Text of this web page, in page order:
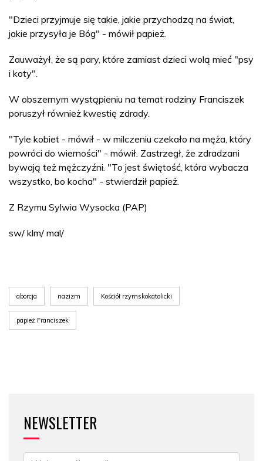
"Dzieci przyjmuje się takie, jakie przychodzą na świat,
jakie przysyła je Bóg" - mówił papież.
Zauważył, że są pary, które zamiast dzieci wolą mieć "psy
i koty".
W obszernym wystąpieniu na temat rodziny Franciszek
poruszył również kwestię zdrady.
"Tyle kobiet - mówił - w milczeniu czekało na męża, który
powróci do wierności" - mówił. Zastrzegł, że zdradzani
bywają też mężczyźni. "To jest świętość, która wybacza
wszystko, bo kocha" - stwierdził papież.
Z Rzymu Sylwia Wysocka (PAP)
sw/ klm/ mal/
aborcja nazizm Kościół rzymskokatolicki
papież Franciszek
NEWSLETTER